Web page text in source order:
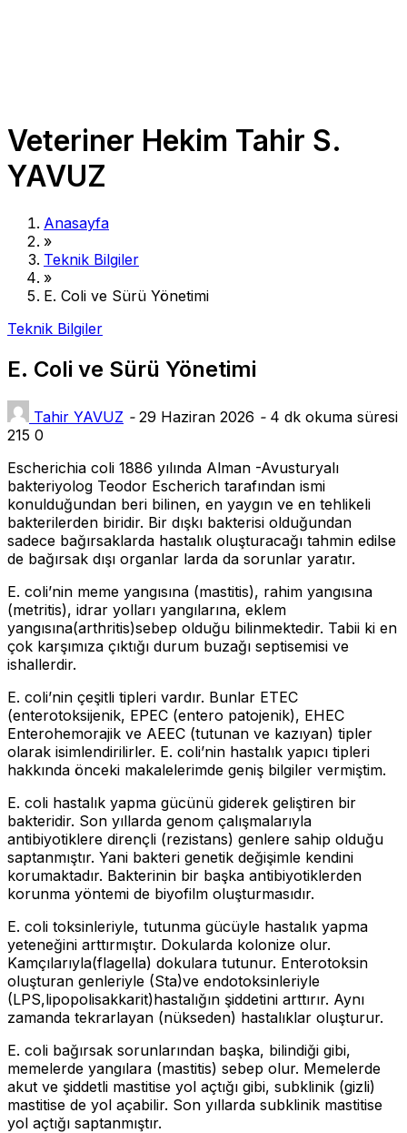
Veteriner Hekim Tahir S.
YAVUZ
Anasayfa
»
Teknik Bilgiler
»
E. Coli ve Sürü Yönetimi
Teknik Bilgiler
E. Coli ve Sürü Yönetimi
Tahir YAVUZ - 29 Haziran 2026 -4 dk okuma süresi
215 0
Escherichia coli 1886 yılında Alman -Avusturyalı
bakteriyolog Teodor Escherich tarafından ismi
konulduğundan beri bilinen, en yaygın ve en tehlikeli
bakterilerden biridir. Bir dışkı bakterisi olduğundan
sadece bağırsaklarda hastalık oluşturacağı tahmin edilse
de bağırsak dışı organlar larda da sorunlar yaratır.
E. coli’nin meme yangısına (mastitis), rahim yangısına
(metritis), idrar yolları yangılarına, eklem
yangısına(arthritis)sebep olduğu bilinmektedir. Tabii ki en
çok karşımıza çıktığı durum buzağı septisemisi ve
ishallerdir.
E. coli’nin çeşitli tipleri vardır. Bunlar ETEC
(enterotoksijenik, EPEC (entero patojenik), EHEC
Enterohemorajik ve AEEC (tutunan ve kazıyan) tipler
olarak isimlendirilirler. E. coli’nin hastalık yapıcı tipleri
hakkında önceki makalelerimde geniş bilgiler vermiştim.
E. coli hastalık yapma gücünü giderek geliştiren bir
bakteridir. Son yıllarda genom çalışmalarıyla
antibiyotiklere dirençli (rezistans) genlere sahip olduğu
saptanmıştır. Yani bakteri genetik değişimle kendini
korumaktadır. Bakterinin bir başka antibiyotiklerden
korunma yöntemi de biyofilm oluşturmasıdır.
E. coli toksinleriyle, tutunma gücüyle hastalık yapma
yeteneğini arttırmıştır. Dokularda kolonize olur.
Kamçılarıyla(flagella) dokulara tutunur. Enterotoksin
oluşturan genleriyle (Sta)ve endotoksinleriyle
(LPS,lipopolisakkarit)hastalığın şiddetini arttırır. Aynı
zamanda tekrarlayan (nükseden) hastalıklar oluşturur.
E. coli bağırsak sorunlarından başka, bilindiği gibi,
memelerde yangılara (mastitis) sebep olur. Memelerde
akut ve şiddetli mastitise yol açtığı gibi, subklinik (gizli)
mastitise de yol açabilir. Son yıllarda subklinik mastitise
yol açtığı saptanmıştır.